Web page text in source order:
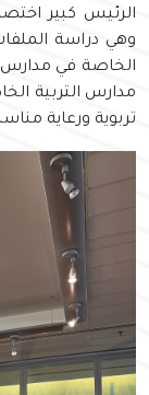
الرئيس كبير
وهي دراسة
الخاصة في مدارس
مدارس التربية
تربوية ورعاية